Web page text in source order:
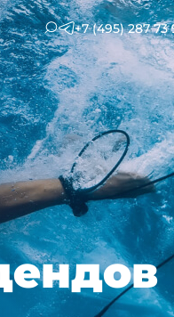
+7 (495) 287 73